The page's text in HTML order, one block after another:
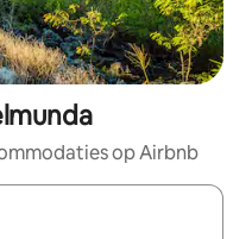
op Airbnb
zijn, maak je een keuze